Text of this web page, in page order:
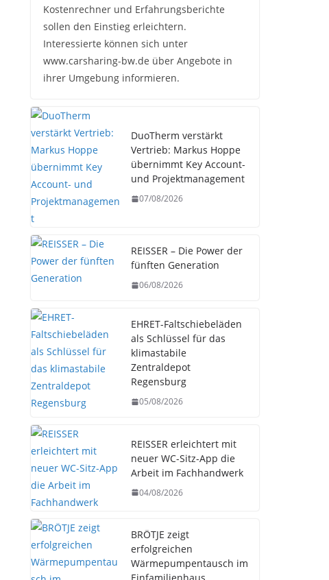
Kostenrechner und Erfahrungsberichte
sollen den Einstieg erleichtern.
Interessierte können sich unter
www.carsharing-bw.de über Angebote in
ihrer Umgebung informieren.
DuoTherm verstärkt
Vertrieb: Markus Hoppe
übernimmt Key Account-
und Projektmanagement
07/08/2026
REISSER – Die Power der
fünften Generation
06/08/2026
EHRET-Faltschiebeläden
als Schlüssel für das
klimastabile
Zentraldepot
Regensburg
05/08/2026
REISSER erleichtert mit
neuer WC-Sitz-App die
Arbeit im Fachhandwerk
04/08/2026
BRÖTJE zeigt
erfolgreichen
Wärmepumpentausch im